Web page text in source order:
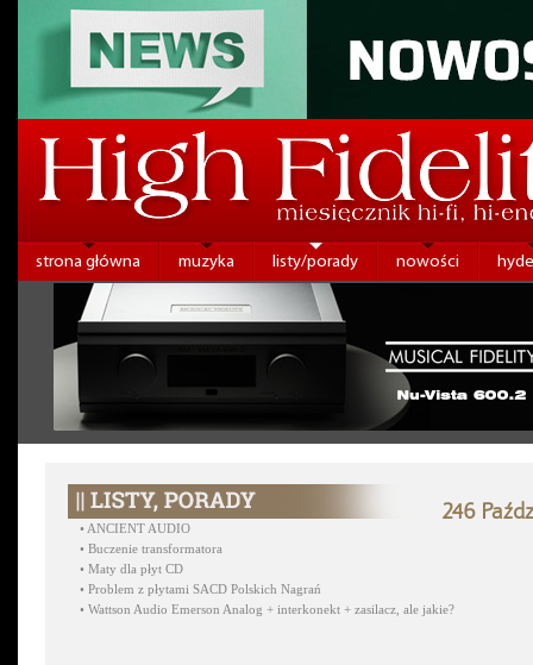
strona główna muzyka listy/porady nowości
246
• ANCIENT AUDIO
• Buczenie transformatora
• Maty dla płyt CD
• Problem z płytami SACD Polskich Nagrań
• Wattson Audio Emerson Analog + interkonekt + zasilacz, ale jakie?